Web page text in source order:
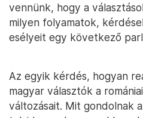
vennünk, hogy a
milyen folyamatok,
esélyeit egy következő
Az egyik kérdés, hogyan
magyar választók a
változásait. Mit gondolnak